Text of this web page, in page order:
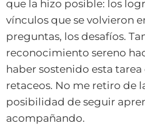
que la hizo posible: los
vínculos que se volvieron
preguntas, los desafíos.
reconocimiento sereno
haber sostenido esta
retaceos. No me retiro de
posibilidad de seguir
acompañando.